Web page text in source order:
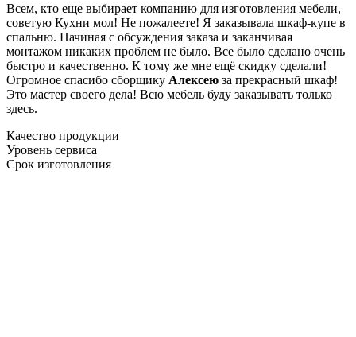
Всем, кто еще выбирает компанию для изготовления мебели,
советую Кухни мол! Не пожалеете! Я заказывала шкаф-купе в
спальню. Начиная с обсуждения заказа и заканчивая
монтажом никаких проблем не было. Все было сделано очень
быстро и качественно. К тому же мне ещё скидку сделали!
Огромное спасибо сборщику Алексею за прекрасный шкаф!
Это мастер своего дела! Всю мебель буду заказывать только
здесь.
Качество продукции
Уровень сервиса
Срок изготовления